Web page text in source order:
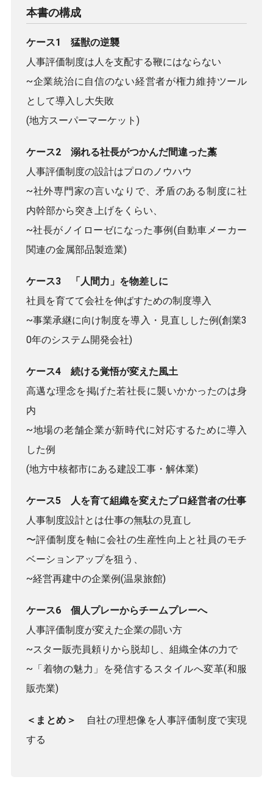
本書の構成
ケース1 猛獣の逆襲
人事評価制度は人を支配する鞭にはならない
~企業統治に自信のない経営者が権力維持ツール
として導入し大失敗
(地方スーパーマーケット)
ケース2 溺れる社長がつかんだ間違った藁
人事評価制度の設計はプロのノウハウ
~社外専門家の言いなりで、矛盾のある制度に社
内幹部から突き上げをくらい、
~社長がノイローゼになった事例(自動車メーカー
関連の金属部品製造業)
ケース3 「人間力」を物差しに
社員を育てて会社を伸ばすための制度導入
~事業承継に向け制度を導入・見直しした例(創業3
0年のシステム開発会社)
ケース4 続ける覚悟が変えた風土
高邁な理念を掲げた若社長に襲いかかったのは身
内
~地場の老舗企業が新時代に対応するために導入
した例
(地方中核都市にある建設工事・解体業)
ケース5 人を育て組織を変えたプロ経営者の仕事
人事制度設計とは仕事の無駄の見直し
〜評価制度を軸に会社の生産性向上と社員のモチ
ベーションアップを狙う、
~経営再建中の企業例(温泉旅館)
ケース6 個人プレーからチームプレーへ
人事評価制度が変えた企業の闘い方
~スター販売員頼りから脱却し、組織全体の力で
~「着物の魅力」を発信するスタイルへ変革(和服
販売業)
＜まとめ＞
自社の理想像を人事評価制度で実現
する